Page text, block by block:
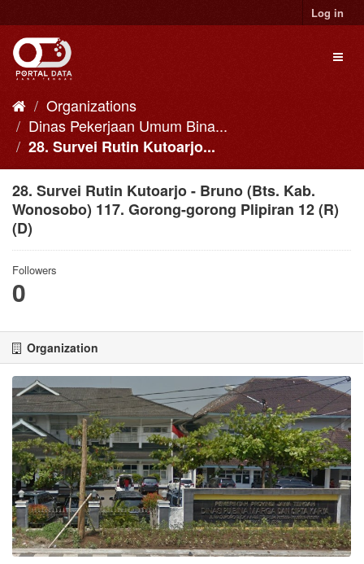
to
content
Log in
Organizations
Dinas Pekerjaan Umum Bina...
28. Survei Rutin Kutoarjo...
28. Survei Rutin Kutoarjo - Bruno (Bts. Kab.
Wonosobo) 117. Gorong-gorong Plipiran 12 (R)
(D)
Followers
0
Organization